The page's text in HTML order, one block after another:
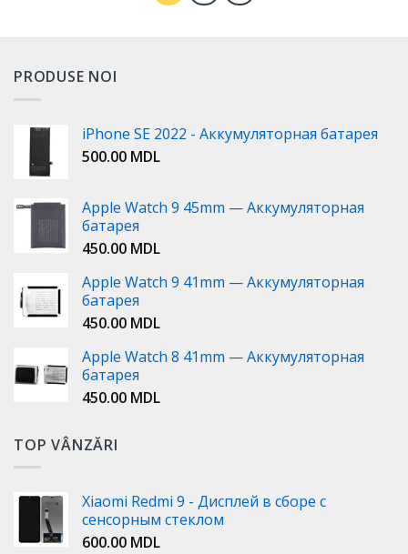
PRODUSE NOI
iPhone SE 2022 - Аккумуляторная батарея
500.00 MDL
Apple Watch 9 45mm — Аккумуляторная
батарея
450.00 MDL
Apple Watch 9 41mm — Аккумуляторная
батарея
450.00 MDL
Apple Watch 8 41mm — Аккумуляторная
батарея
450.00 MDL
TOP VÂNZĂRI
Xiaomi Redmi 9 - Дисплей в сборе с
сенсорным стеклом
600.00 MDL